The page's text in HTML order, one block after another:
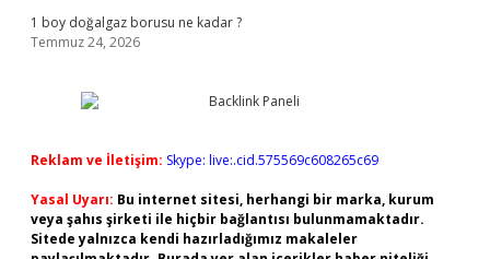
1 boy doğalgaz borusu ne kadar ?
Temmuz 24, 2026
Reklam ve İletişim: Skype: live:.cid.575569c608265c69
Yasal Uyarı: Bu internet sitesi, herhangi bir marka, kurum
veya şahıs şirketi ile hiçbir bağlantısı bulunmamaktadır.
Sitede yalnızca kendi hazırladığımız makaleler